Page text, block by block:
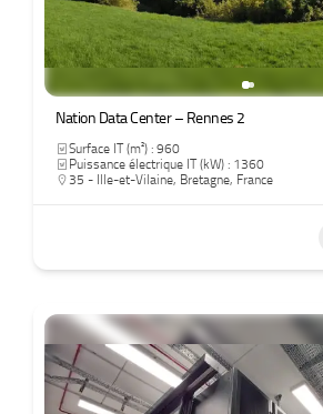
Nation Data Center – Rennes 2
Surface IT (m²) : 960
Puissance électrique IT (kW) : 1360
35 - Ille-et-Vilaine, Bretagne, France